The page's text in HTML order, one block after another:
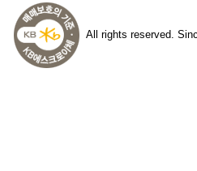
All rights reserved.